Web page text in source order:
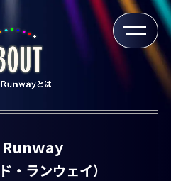
・ランウェイ）